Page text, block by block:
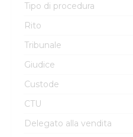
Tipo di procedura
Rito
Tribunale
Giudice
Custode
CTU
Delegato alla vendita